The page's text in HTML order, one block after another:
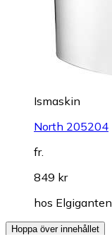
Ismaskin
North 205204
fr.
849 kr
hos Elgiganten
Hoppa över innehållet